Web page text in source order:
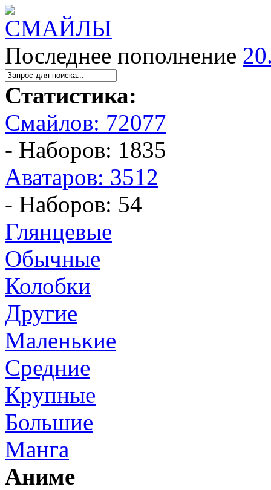
Последнее пополнение
Статистика:
Смайлов: 72077
- Наборов: 1835
Аватаров: 3512
- Наборов: 54
Глянцевые
Обычные
Колобки
Другие
Маленькие
Средние
Крупные
Большие
Манга
Аниме